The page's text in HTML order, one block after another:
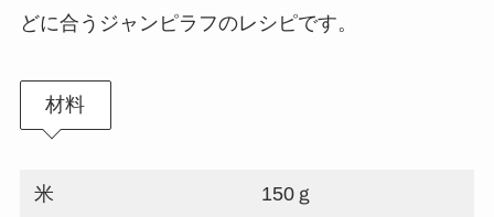
どに合うジャンピラフのレシピです。
材料
米 150ｇ